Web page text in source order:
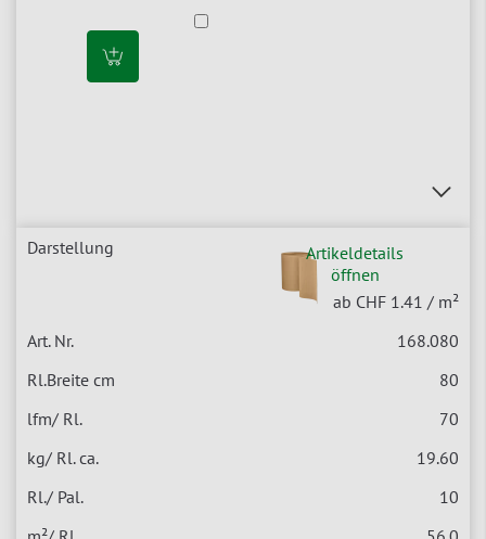
Artikeldetails
öffnen
ab CHF 1.41 / m²
168.080
80
70
19.60
10